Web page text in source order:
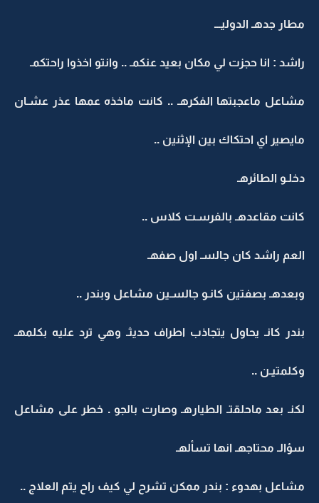
مطار جدهـ الدوليـــ
راشد : انا حجزت لي مكان بعيد عنكمـ .. وانتو اخذوا راحتكمـ
مشاعل ماعجبتها الفكرهـ .. كانت ماخذه عمها عذر عشـان
مايصير اي احتكاك بين الإثنين ..
دخلـو الطائرهـ
كانت مقاعدهـ بالفرسـت كلاس ..
العم راشد كان جالسـ اول صفهـ
وبعدهـ بصفتين كانـو جالسـين مشاعل وبندر ..
بندر كانـ يحاول يتجاذب اطراف حديثـ وهي ترد عليه بكلمهـ
وكلمتيـن ..
لكنـ بعد ماحلقتـ الطيارهـ وصارت بالجو . خطر على مشاعل
سؤالـ محتاجهـ انها تسألهـ
مشاعل بهدوء : بندر ممكن تشرح لي كيف راح يتم العلاج ..